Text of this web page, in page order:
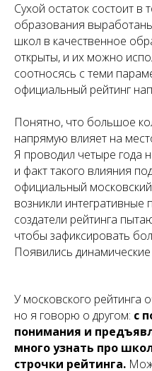
Сухой остаток состоит в
образования
школ в качественное
открыты, и их можно
соотносясь с теми
официальный рейтинг
Понятно, что большое
напрямую влияет на
Я проводил четыре года
и факт такого влияния
официальный
возникли интегративные
создатели рейтинга
чтобы зафиксировать
Появились
У московского рейтинга
но я говорю о другом: с
понимания и
много узнать про
строчки рейтинга.